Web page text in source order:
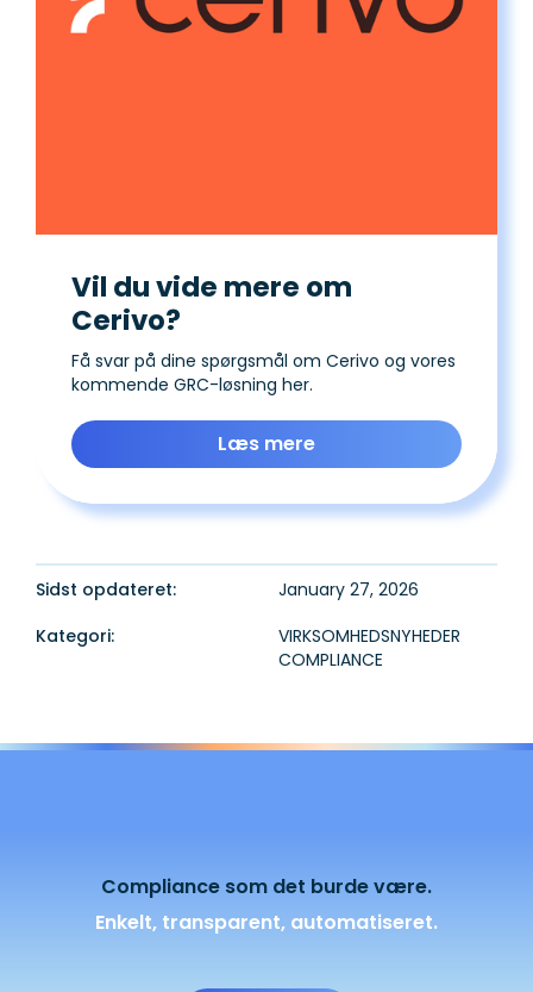
Vil du vide mere om
Cerivo?
Få svar på dine spørgsmål om Cerivo og vores
kommende GRC-løsning her.
Læs mere
Sidst opdateret:
January 27, 2026
Kategori:
VIRKSOMHEDSNYHEDER
COMPLIANCE
Compliance som det burde være.
Enkelt, transparent, automatiseret.